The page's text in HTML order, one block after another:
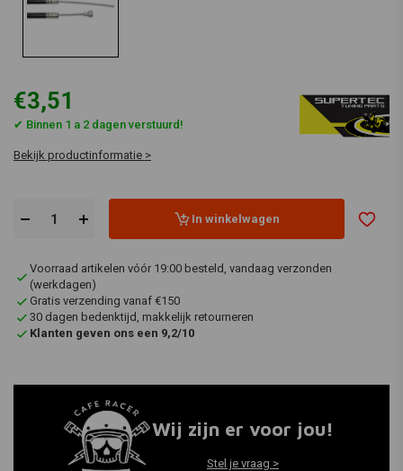
€3,51
✔ Binnen 1 a 2 dagen verstuurd!
Bekijk productinformatie >
In winkelwagen
Voorraad artikelen vóór 19:00 besteld, vandaag verzonden
(werkdagen)
Gratis verzending vanaf €150
30 dagen bedenktijd, makkelijk retourneren
Klanten geven ons een 9,2/10
Wij zijn er voor jou!
Stel je vraag >